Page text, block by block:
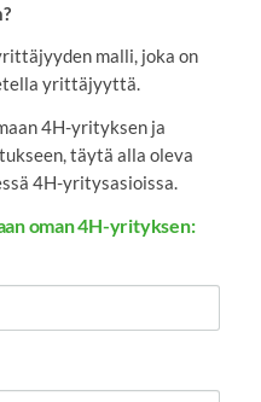
malli, joka on
yrittäjyyttä.
4H-yrityksen ja
täytä alla oleva
4H-yritysasioissa.
oman 4H-yrityksen: